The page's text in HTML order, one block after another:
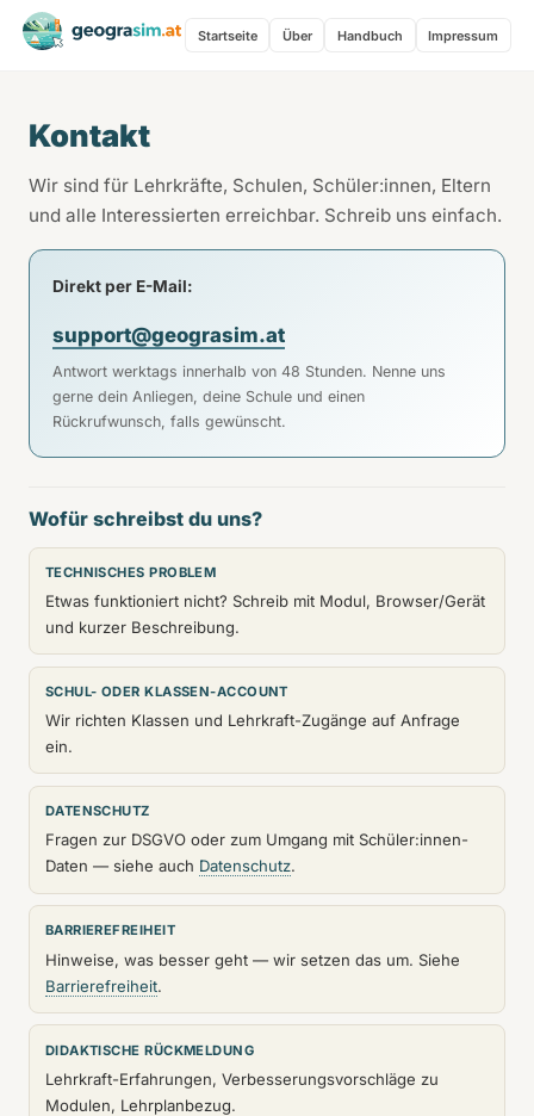
Startseite Über Handbuch Impressum
Kontakt
Wir sind für Lehrkräfte, Schulen, Schüler:innen, Eltern
und alle Interessierten erreichbar. Schreib uns einfach.
Direkt per E-Mail:
support@geograsim.at
Antwort werktags innerhalb von 48 Stunden. Nenne uns
gerne dein Anliegen, deine Schule und einen
Rückrufwunsch, falls gewünscht.
Wofür schreibst du uns?
TECHNISCHES PROBLEM
Etwas funktioniert nicht? Schreib mit Modul, Browser/Gerät
und kurzer Beschreibung.
SCHUL- ODER KLASSEN-ACCOUNT
Wir richten Klassen und Lehrkraft-Zugänge auf Anfrage
ein.
DATENSCHUTZ
Fragen zur DSGVO oder zum Umgang mit Schüler:innen-
Daten — siehe auch Datenschutz.
BARRIEREFREIHEIT
Hinweise, was besser geht — wir setzen das um. Siehe
Barrierefreiheit.
DIDAKTISCHE RÜCKMELDUNG
Lehrkraft-Erfahrungen, Verbesserungsvorschläge zu
Modulen, Lehrplanbezug.